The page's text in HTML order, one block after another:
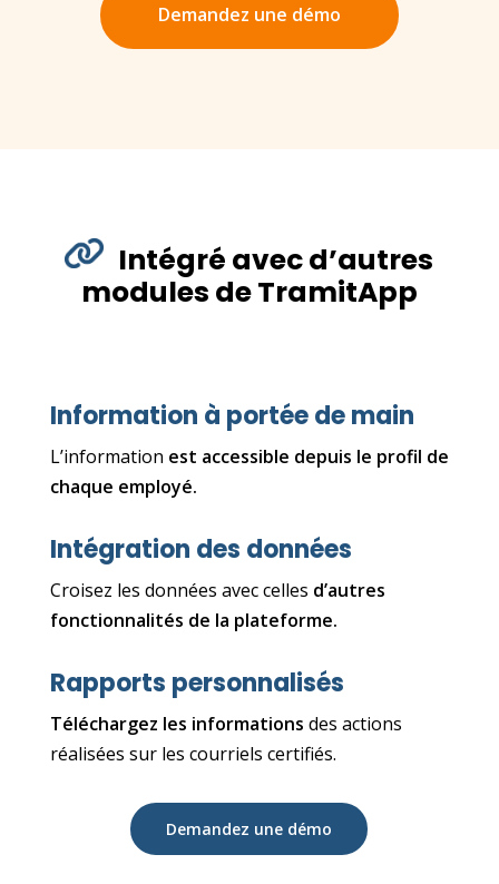
Demandez une démo
Intégré avec d’autres
modules de TramitApp
Information à portée de main
L’information est accessible depuis le profil de
chaque employé.
Intégration des données
Croisez les données avec celles d’autres
fonctionnalités de la plateforme.
Rapports personnalisés
Téléchargez les informations des actions
réalisées sur les courriels certifiés.
Demandez une démo